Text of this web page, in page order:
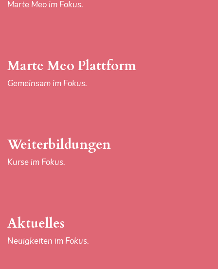
Kurse im Fokus.
Aktuelles
Neuigkeiten im Fokus.
Das Zentrum
Marte Meo austria & Team im Fokus.
Kontakt
Du & Wir im Fokus.
Marte Meo im Fokus.
Marte Meo Plattform
Gemeinsam im Fokus.
Weiterbildungen
Kurse im Fokus.
Aktuelles
Neuigkeiten im Fokus.